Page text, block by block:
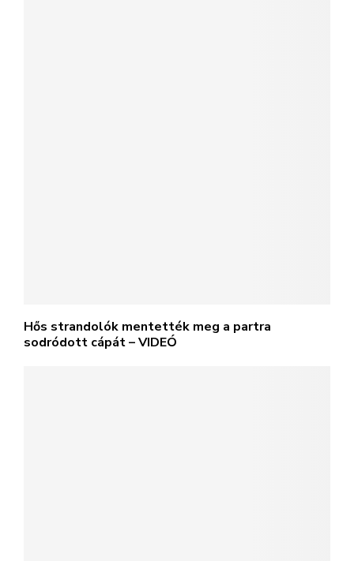
Hős strandolók mentették meg a partra
sodródott cápát – VIDEÓ